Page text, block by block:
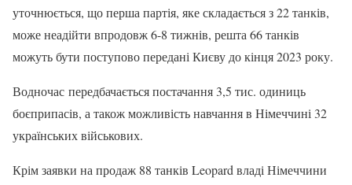
уточнюється, що перша партія, яке складається з 22 танків,
може неадійти впродовж 6-8 тижнів, решта 66 танків
можуть бути поступово передані Києву до кінця 2023 року.
Водночас передбачається постачання 3,5 тис. одиниць
боєприпасів, а також можливість навчання в Німеччині 32
українських військових.
Крім заявки на продаж 88 танків Leopard владі Німеччини